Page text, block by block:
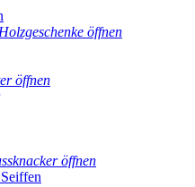
öffnen
öffnen
öffnen